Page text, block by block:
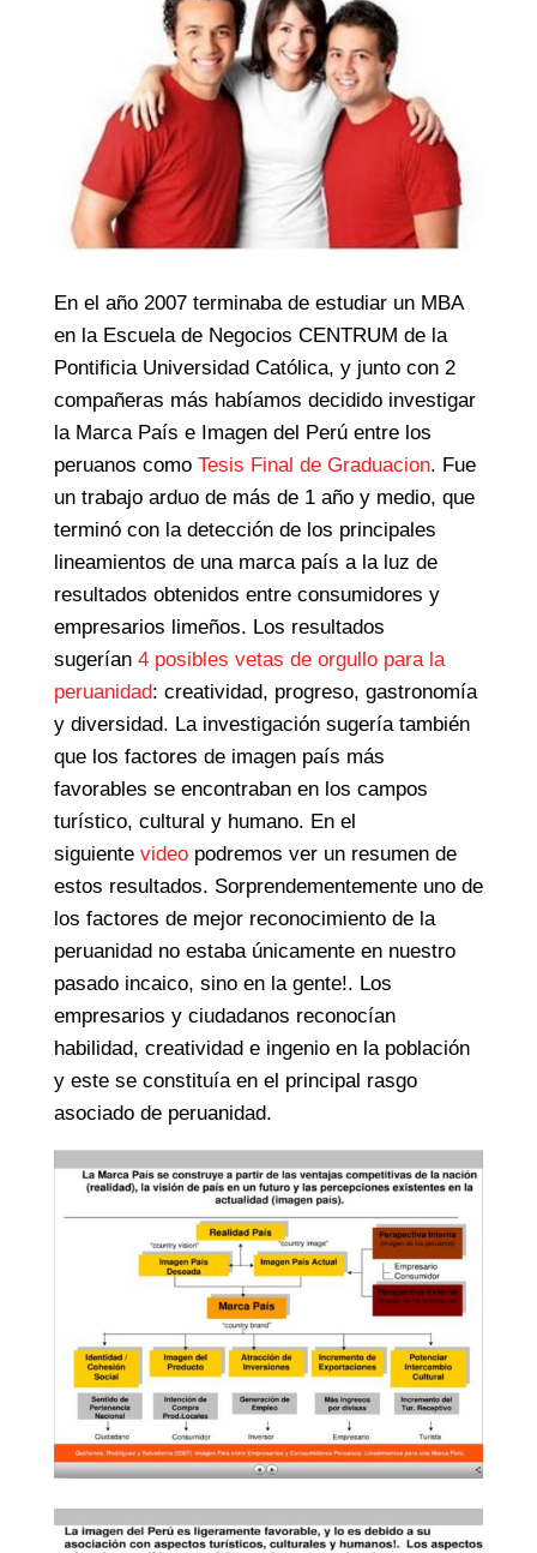
En el año 2007 terminaba de estudiar un MBA
en la Escuela de Negocios CENTRUM de la
Pontificia Universidad Católica, y junto con 2
compañeras más habíamos decidido investigar
la Marca País e Imagen del Perú entre los
peruanos como Tesis Final de Graduacion. Fue
un trabajo arduo de más de 1 año y medio, que
terminó con la detección de los principales
lineamientos de una marca país a la luz de
resultados obtenidos entre consumidores y
empresarios limeños. Los resultados
sugerían 4 posibles vetas de orgullo para la
peruanidad: creatividad, progreso, gastronomía
y diversidad. La investigación sugería también
que los factores de imagen país más
favorables se encontraban en los campos
turístico, cultural y humano. En el
siguiente videopodremos ver un resumen de
estos resultados. Sorprendementemente uno de
los factores de mejor reconocimiento de la
peruanidad no estaba únicamente en nuestro
pasado incaico, sino en la gente!. Los
empresarios y ciudadanos reconocían
habilidad, creatividad e ingenio en la población
y este se constituía en el principal rasgo
asociado de peruanidad.